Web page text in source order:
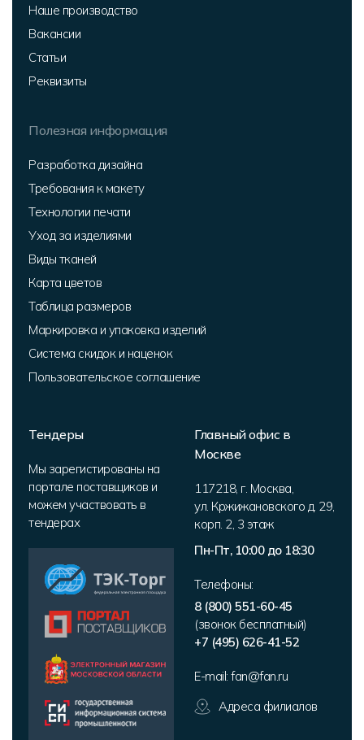
Наше производство
Вакансии
Статьи
Реквизиты
Полезная информация
Разработка дизайна
Требования к макету
Технологии печати
Уход за изделиями
Виды тканей
Карта цветов
Таблица размеров
Маркировка и упаковка изделий
Система скидок и наценок
Пользовательское соглашение
Тендеры
Мы зарегистированы на
портале поставщиков и
можем участвовать в
тендерах
Главный офис в
Москве
117218, г. Москва,
ул. Кржижановского д. 29,
корп. 2, 3 этаж
Пн-Пт, 10:00 до 18:30
Телефоны:
8 (800) 551-60-45
(звонок бесплатный)
+7 (495) 626-41-52
E-mail: fan@fan.ru
Адреса филиалов